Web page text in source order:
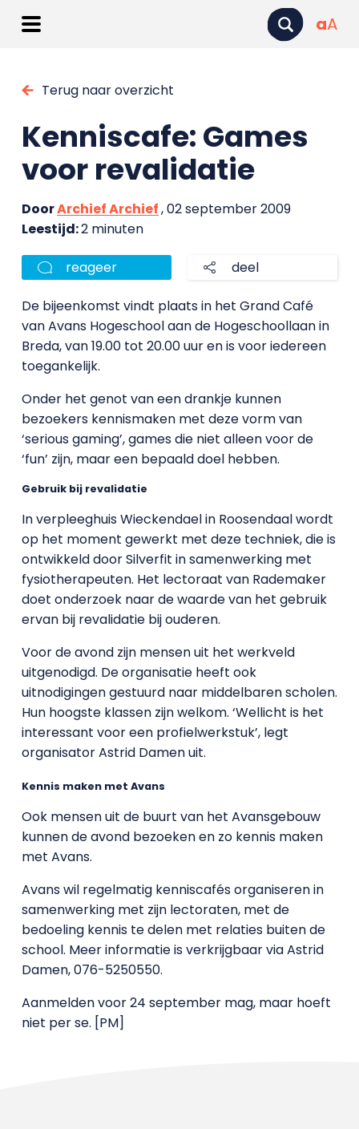
aA
Terug naar overzicht
Kenniscafe: Games
voor revalidatie
DoorArchief Archief, 02 september 2009
Leestijd:2 minuten
reageer deel
De bijeenkomst vindt plaats in het Grand Café
van Avans Hogeschool aan de Hogeschoollaan in
Breda, van 19.00 tot 20.00 uur en is voor iedereen
toegankelijk.
Onder het genot van een drankje kunnen
bezoekers kennismaken met deze vorm van
‘serious gaming’, games die niet alleen voor de
‘fun’ zijn, maar een bepaald doel hebben.
Gebruik bij revalidatie
In verpleeghuis Wieckendael in Roosendaal wordt
op het moment gewerkt met deze techniek, die is
ontwikkeld door Silverfit in samenwerking met
fysiotherapeuten. Het lectoraat van Rademaker
doet onderzoek naar de waarde van het gebruik
ervan bij revalidatie bij ouderen.
Voor de avond zijn mensen uit het werkveld
uitgenodigd. De organisatie heeft ook
uitnodigingen gestuurd naar middelbaren scholen.
Hun hoogste klassen zijn welkom. ‘Wellicht is het
interessant voor een profielwerkstuk’, legt
organisator Astrid Damen uit.
Kennis maken met Avans
Ook mensen uit de buurt van het Avansgebouw
kunnen de avond bezoeken en zo kennis maken
met Avans.
Avans wil regelmatig kenniscafés organiseren in
samenwerking met zijn lectoraten, met de
bedoeling kennis te delen met relaties buiten de
school. Meer informatie is verkrijgbaar via Astrid
Damen, 076-5250550.
Aanmelden voor 24 september mag, maar hoeft
niet per se. [PM]